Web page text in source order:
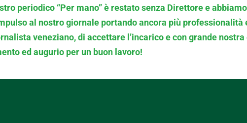
periodico “Per mano” è restato senza Direttore e
al nostro giornale portando ancora più
veneziano, di accettare l’incarico e con grande
ed augurio per un buon lavoro!